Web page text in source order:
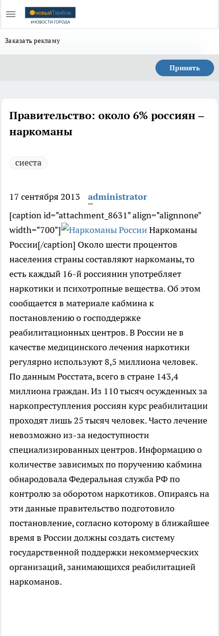
Заказать рекламу
Принять
Правительство: около 6% россиян –
наркоманы
сиеста
17 сентября 2013
administrator
[caption id="attachment_8631" align="alignnone"
width="700"]
Наркоманы
России[/caption] Около шести процентов
населения страны составляют наркоманы, то
есть каждый 16-й россиянин употребляет
наркотики и психотропные вещества. Об этом
сообщается в материале кабмина к
постановлению о господдержке
реабилитационных центров. В России не в
качестве медицинского лечения наркотики
регулярно используют 8,5 миллиона человек.
По данным Росстата, всего в стране 143,4
миллиона граждан. Из 110 тысяч осужденных за
наркопреступления россиян курс реабилитации
проходят лишь 25 тысяч человек. Часто лечение
невозможно из-за недоступности
специализированных центров. Информацию о
количестве зависимых по поручению кабмина
обнародовала Федеральная служба РФ по
контролю за оборотом наркотиков. Опираясь на
эти данные правительство подготовило
постановление, согласно которому в ближайшее
время в России должны создать систему
государственной поддержки некоммерческих
организаций, занимающихся реабилитацией
наркоманов.